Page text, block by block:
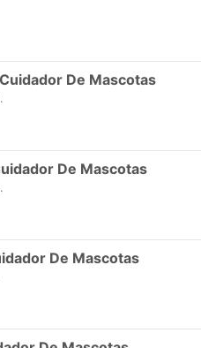
Cuidador De Mascotas
De Mascotas
De Mascotas